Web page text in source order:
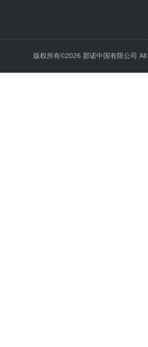
版权所有©2026 那诺中国有限公司